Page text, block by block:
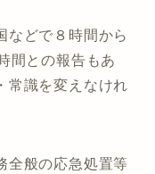
などで８時間から
との報告もあ
常識を変えなけれ
全般の応急処置等